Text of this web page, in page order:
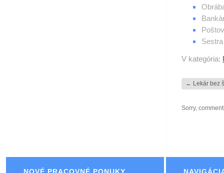
Sestra
V kategória:
← Lekár bez
Sorry,